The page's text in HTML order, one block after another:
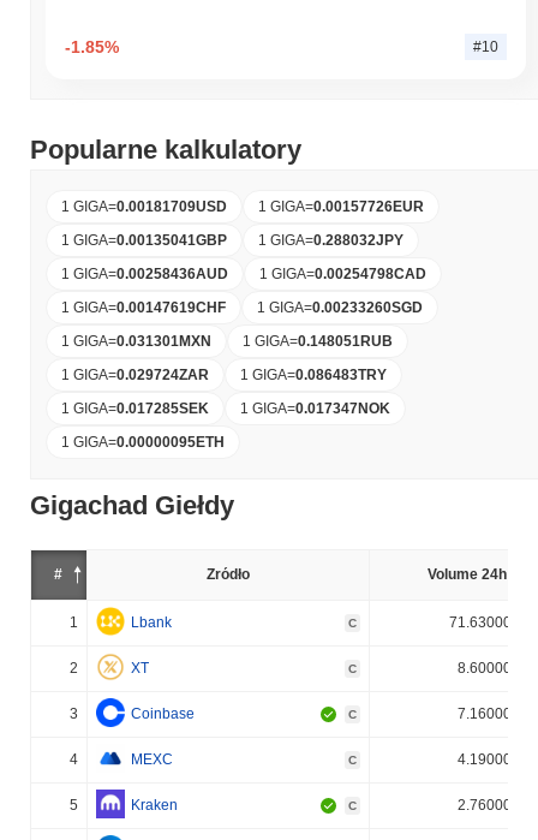
-1.85% #10
Popularne kalkulatory
1 GIGA=0.00181709USD 1 GIGA=0.00157726EUR
1 GIGA=0.00135041GBP 1 GIGA=0.288032JPY
1 GIGA=0.00258436AUD 1 GIGA=0.00254798CAD
1 GIGA=0.00147619CHF 1 GIGA=0.00233260SGD
1 GIGA=0.031301MXN 1 GIGA=0.148051RUB
1 GIGA=0.029724ZAR 1 GIGA=0.086483TRY
1 GIGA=0.017285SEK 1 GIGA=0.017347NOK
1 GIGA=0.00000095ETH
Gigachad Giełdy
# Źródło Volume 24h (%)
1 Lbank C 71.630000%
2 XT C 8.600000%
3 Coinbase C 7.160000%
4 MEXC C 4.190000%
5 Kraken C 2.760000%